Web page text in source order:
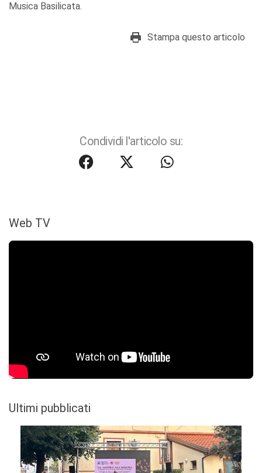
Musica Basilicata.
Stampa questo articolo
Condividi l'articolo su:
Web TV
Ultimi pubblicati